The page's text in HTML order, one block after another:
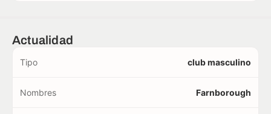
Actualidad
Tipo club masculino
Nombres Farnborough